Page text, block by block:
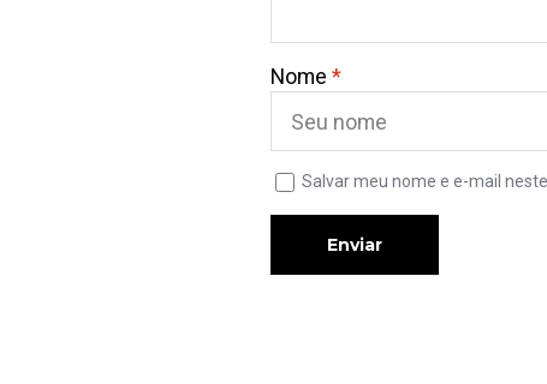
Nome *
Salvar meu nome e e-mail
Enviar